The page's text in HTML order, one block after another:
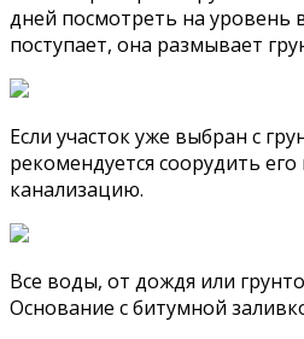
дней посмотреть на уровень
поступает, она размывает
Если участок уже выбран с
рекомендуется соорудить
канализацию.
Все воды, от дождя или
Основание с битумной